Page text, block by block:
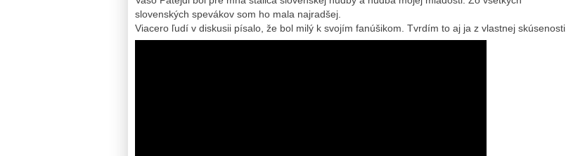
slovenských spevákov som ho mala najradšej.
Viacero ľudí v diskusii písalo, že bol milý k svojím fanúšikom. Tvrdím to aj ja z vlastnej skúsenosti.